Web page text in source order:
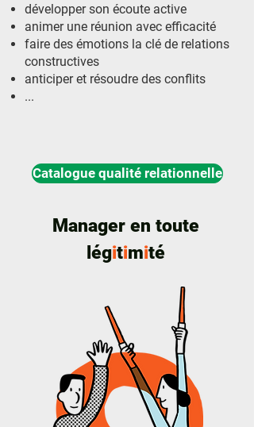
développer son écoute active
animer une réunion avec efficacité
faire des émotions la clé de relations
constructives
anticiper et résoudre des conflits
...
Catalogue qualité relationnelle
Manager en toute
légitimité